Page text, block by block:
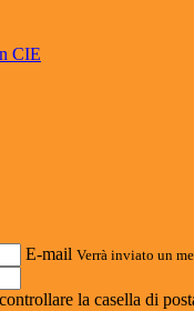
CIE
E-mail Verrà inviato un
la casella di